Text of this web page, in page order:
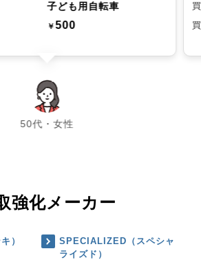
子ども用自転車
￥500
50代・女性
chevron_left chevron_right
強化メーカー
）
SPECIALIZED（スペシャ
ライズド）